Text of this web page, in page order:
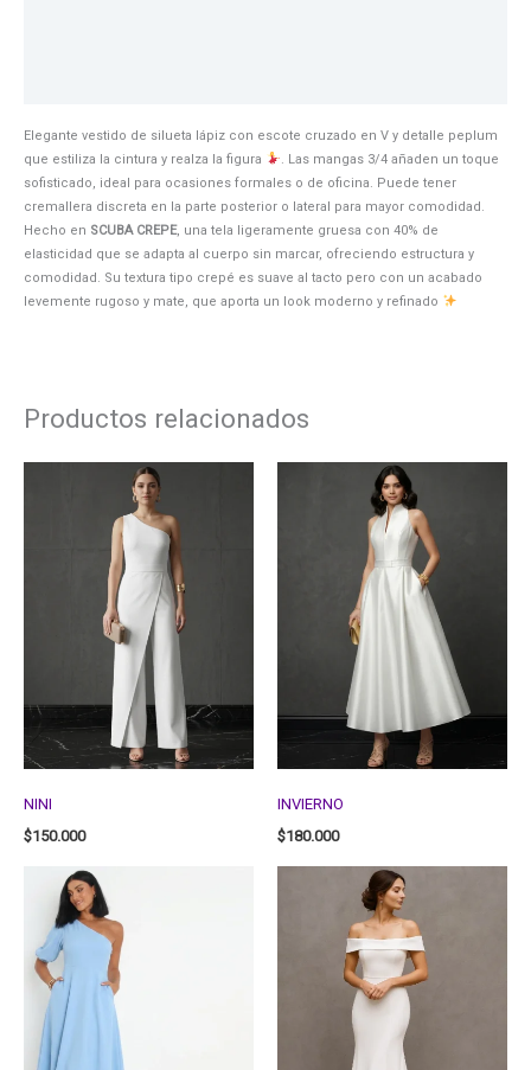
Elegante vestido de silueta lápiz con escote cruzado en V y detalle peplum
que estiliza la cintura y realza la figura
. Las mangas 3/4 añaden un toque
sofisticado, ideal para ocasiones formales o de oficina. Puede tener
cremallera discreta en la parte posterior o lateral para mayor comodidad.
Hecho en SCUBA CREPE, una tela ligeramente gruesa con 40% de
elasticidad que se adapta al cuerpo sin marcar, ofreciendo estructura y
comodidad. Su textura tipo crepé es suave al tacto pero con un acabado
levemente rugoso y mate, que aporta un look moderno y refinado
Productos relacionados
NINI
$150.000
INVIERNO
$180.000